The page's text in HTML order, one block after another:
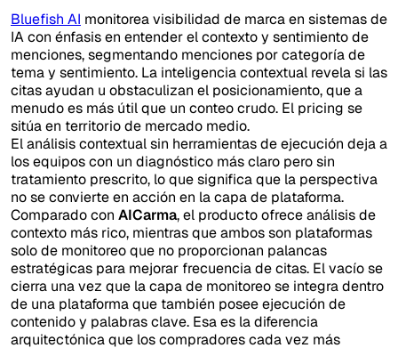
Bluefish AI monitorea visibilidad de marca en sistemas de
IA con énfasis en entender el contexto y sentimiento de
menciones, segmentando menciones por categoría de
tema y sentimiento. La inteligencia contextual revela si las
citas ayudan u obstaculizan el posicionamiento, que a
menudo es más útil que un conteo crudo. El pricing se
sitúa en territorio de mercado medio.
El análisis contextual sin herramientas de ejecución deja a
los equipos con un diagnóstico más claro pero sin
tratamiento prescrito, lo que significa que la perspectiva
no se convierte en acción en la capa de plataforma.
Comparado con AICarma, el producto ofrece análisis de
contexto más rico, mientras que ambos son plataformas
solo de monitoreo que no proporcionan palancas
estratégicas para mejorar frecuencia de citas. El vacío se
cierra una vez que la capa de monitoreo se integra dentro
de una plataforma que también posee ejecución de
contenido y palabras clave. Esa es la diferencia
arquitectónica que los compradores cada vez más